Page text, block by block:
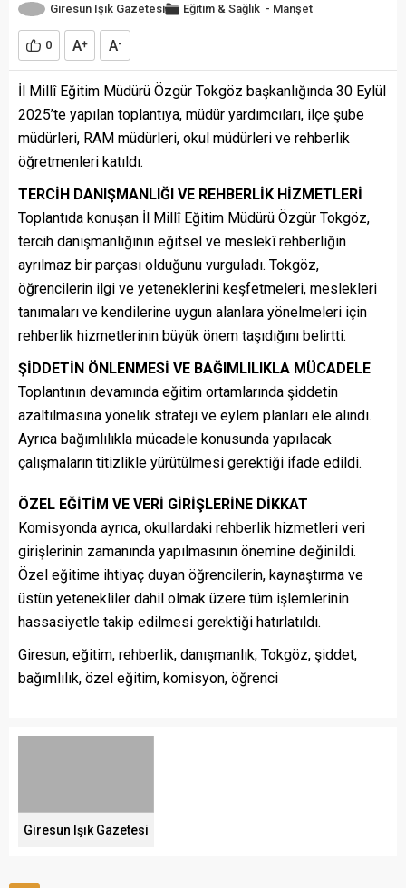
Giresun Işık Gazetesi Eğitim & Sağlık - Manşet
0 A+ A-
İl Millî Eğitim Müdürü Özgür Tokgöz başkanlığında 30 Eylül
2025’te yapılan toplantıya, müdür yardımcıları, ilçe şube
müdürleri, RAM müdürleri, okul müdürleri ve rehberlik
öğretmenleri katıldı.
TERCİH DANIŞMANLIĞI VE REHBERLİK HİZMETLERİ
Toplantıda konuşan İl Millî Eğitim Müdürü Özgür Tokgöz,
tercih danışmanlığının eğitsel ve meslekî rehberliğin
ayrılmaz bir parçası olduğunu vurguladı. Tokgöz,
öğrencilerin ilgi ve yeteneklerini keşfetmeleri, meslekleri
tanımaları ve kendilerine uygun alanlara yönelmeleri için
rehberlik hizmetlerinin büyük önem taşıdığını belirtti.
ŞİDDETİN ÖNLENMESİ VE BAĞIMLILIKLA MÜCADELE
Toplantının devamında eğitim ortamlarında şiddetin
azaltılmasına yönelik strateji ve eylem planları ele alındı.
Ayrıca bağımlılıkla mücadele konusunda yapılacak
çalışmaların titizlikle yürütülmesi gerektiği ifade edildi.
ÖZEL EĞİTİM VE VERİ GİRİŞLERİNE DİKKAT
Komisyonda ayrıca, okullardaki rehberlik hizmetleri veri
girişlerinin zamanında yapılmasının önemine değinildi.
Özel eğitime ihtiyaç duyan öğrencilerin, kaynaştırma ve
üstün yetenekliler dahil olmak üzere tüm işlemlerinin
hassasiyetle takip edilmesi gerektiği hatırlatıldı.
Giresun, eğitim, rehberlik, danışmanlık, Tokgöz, şiddet,
bağımlılık, özel eğitim, komisyon, öğrenci
Giresun Işık Gazetesi